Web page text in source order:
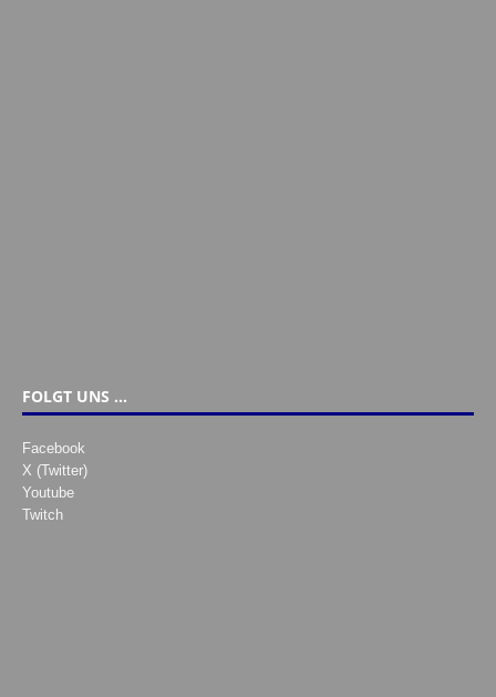
FOLGT UNS …
Facebook
X (Twitter)
Youtube
Twitch